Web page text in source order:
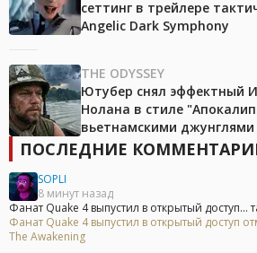
сеттинг в трейлере
Angelic Dark Symphony
THE ODYSSEY
Ютубер снял эффектный
Нолана в стиле
вьетнамскими джунглями
ПОСЛЕДНИЕ
SOPLI
8 минут назад
Фанат Quake 4 выпустил в открытый доступ...
Фанат Quake 4 выпустил в открытый доступ
The Awakening